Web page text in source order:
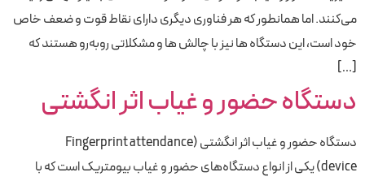
می‌کنند. اما همانطور که هر فناوری دیگری دارای نقاط قوت و ضعف خاص
خود است، این دستگاه‌ ها نیز با چالش ‌ها و مشکلاتی روبه‌رو هستند که
[…]
دستگاه حضور و غیاب اثر انگشتی
دستگاه حضور و غیاب اثر انگشتی (Fingerprint attendance
device) یکی از انواع دستگاه‌‎‌های حضور و غیاب بیومتریک است که با